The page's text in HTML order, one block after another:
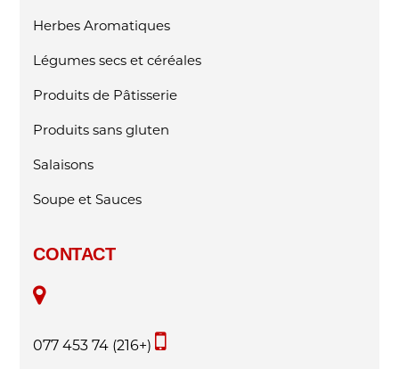
Herbes Aromatiques
Légumes secs et céréales
Produits de Pâtisserie
Produits sans gluten
Salaisons
Soupe et Sauces
CONTACT
(+216) 74 453 077